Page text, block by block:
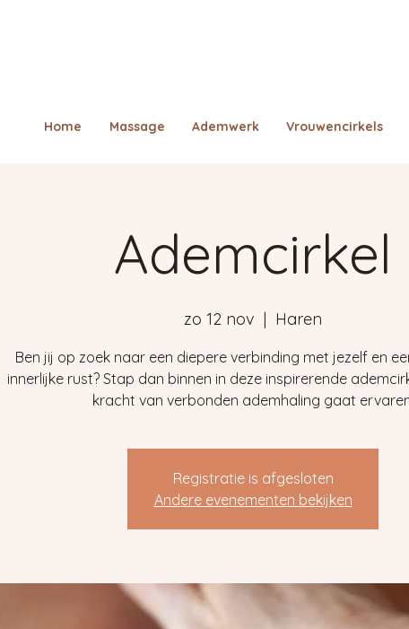
Home Massage Ademwerk Vrouwencirkels
Ademcirkel
zo 12 nov
  |
Haren
Ben jij op zoek naar een diepere verbinding met jezelf en
innerlijke rust? Stap dan binnen in deze inspirerende
kracht van verbonden ademhaling gaat
Registratie is afgesloten
Andere evenementen bekijken